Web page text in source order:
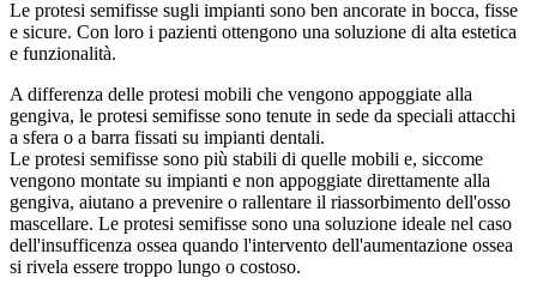
Le protesi semifisse sugli impianti sono ben ancorate in bocca, fisse
e sicure. Con loro i pazienti ottengono una soluzione di alta estetica
e funzionalità.
A differenza delle protesi mobili che vengono appoggiate alla
gengiva, le protesi semifisse sono tenute in sede da speciali attacchi
a sfera o a barra fissati su impianti dentali.
Le protesi semifisse sono più stabili di quelle mobili e, siccome
vengono montate su impianti e non appoggiate direttamente alla
gengiva, aiutano a prevenire o rallentare il riassorbimento dell'osso
mascellare. Le protesi semifisse sono una soluzione ideale nel caso
dell'insufficenza ossea quando l'intervento dell'aumentazione ossea
si rivela essere troppo lungo o costoso.